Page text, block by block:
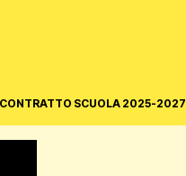
CONTRATTO SCUOLA 2025-2027